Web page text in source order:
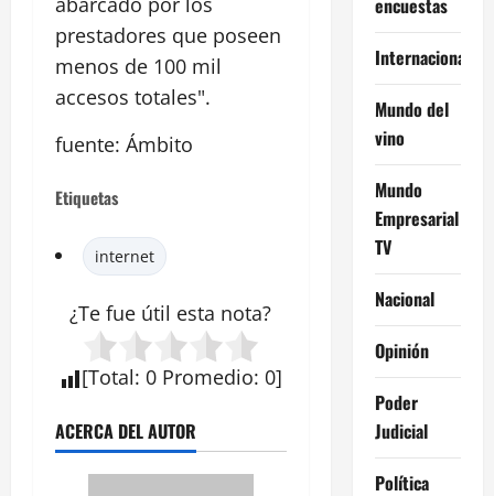
prestadores que poseen
menos de 100 mil
accesos totales".
fuente: Ámbito
Etiquetas
internet
¿Te fue útil esta nota?
[Total: 0 Promedio: 0]
ACERCA DEL AUTOR
Internacional
Mundo del
vino
Mundo
Empresarial
TV
Nacional
Opinión
Poder
Judicial
Política